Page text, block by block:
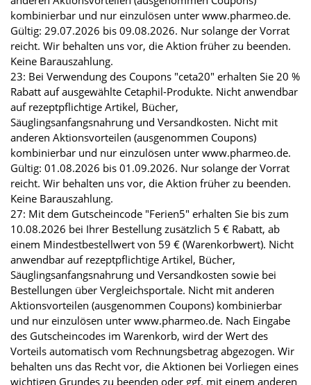
kombinierbar und nur einzulösen unter www.pharmeo.de.
Gültig: 29.07.2026 bis 09.08.2026. Nur solange der Vorrat
reicht. Wir behalten uns vor, die Aktion früher zu beenden.
Keine Barauszahlung.
23: Bei Verwendung des Coupons "ceta20" erhalten Sie 20 %
Rabatt auf ausgewählte Cetaphil-Produkte. Nicht anwendbar
auf rezeptpflichtige Artikel, Bücher,
Säuglingsanfangsnahrung und Versandkosten. Nicht mit
anderen Aktionsvorteilen (ausgenommen Coupons)
kombinierbar und nur einzulösen unter www.pharmeo.de.
Gültig: 01.08.2026 bis 01.09.2026. Nur solange der Vorrat
reicht. Wir behalten uns vor, die Aktion früher zu beenden.
Keine Barauszahlung.
27: Mit dem Gutscheincode "Ferien5" erhalten Sie bis zum
10.08.2026 bei Ihrer Bestellung zusätzlich 5 € Rabatt, ab
einem Mindestbestellwert von 59 € (Warenkorbwert). Nicht
anwendbar auf rezeptpflichtige Artikel, Bücher,
Säuglingsanfangsnahrung und Versandkosten sowie bei
Bestellungen über Vergleichsportale. Nicht mit anderen
Aktionsvorteilen (ausgenommen Coupons) kombinierbar
und nur einzulösen unter www.pharmeo.de. Nach Eingabe
des Gutscheincodes im Warenkorb, wird der Wert des
Vorteils automatisch vom Rechnungsbetrag abgezogen. Wir
behalten uns das Recht vor, die Aktionen bei Vorliegen eines
wichtigen Grundes zu beenden oder ggf. mit einem anderen